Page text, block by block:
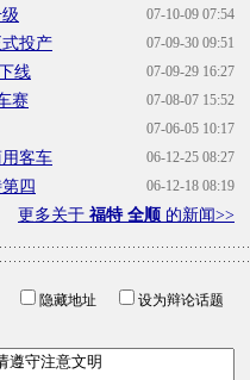
07-10-09 07:54
07-09-30 09:51
投产
07-09-29 16:27
线
07-08-07 15:52
赛
07-06-05 10:17
06-12-25 08:27
客车
06-12-18 08:19
四
更多关于 福特 全顺 的新闻>>
隐藏地址
设为辩论话题